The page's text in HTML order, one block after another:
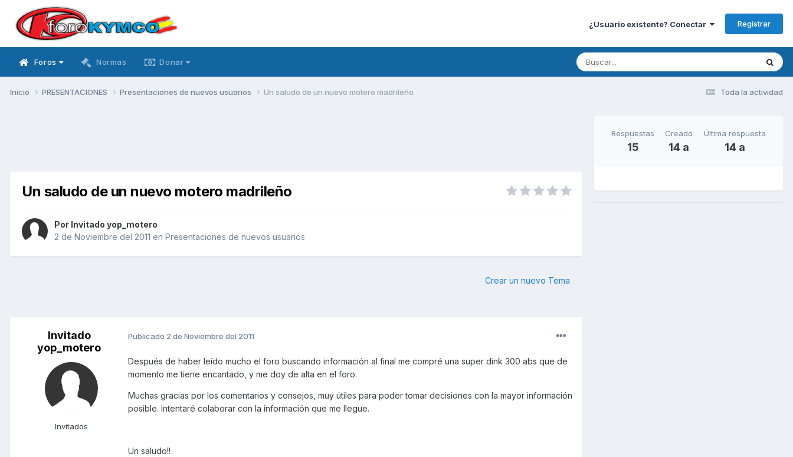
¿Usuario existente? Conectar Registrar
Foros Normas Donar
Toda la actividad
Inicio PRESENTACIONES Presentaciones de nuevos usuarios Un saludo de un nuevo motero madrileño
Un saludo de un nuevo motero madrileño
Por Invitado yop_motero
2 de Noviembre del 2011 en Presentaciones de nuevos usuarios
Crear un nuevo Tema
Invitado
yop_motero
Invitados
Publicado 2 de Noviembre del 2011
Después de haber leído mucho el foro buscando información al final me compré una super dink 300 abs que de
momento me tiene encantado, y me doy de alta en el foro.
Muchas gracias por los comentarios y consejos, muy útiles para poder tomar decisiones con la mayor información
posible. Intentaré colaborar con la información que me llegue.
Un saludo!!
Respuestas
15
Creado
14 a
Última respuesta
14 a